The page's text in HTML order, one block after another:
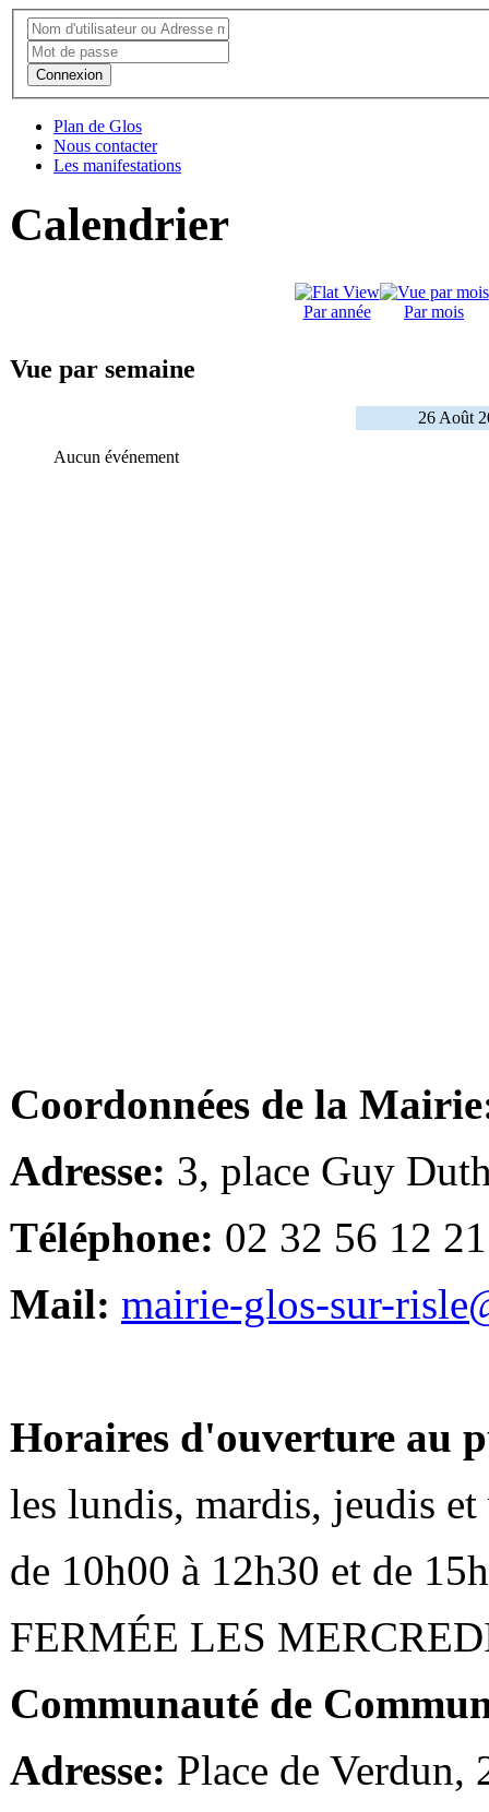
Connexion
Plan de Glos
Nous contacter
Les manifestations
Calendrier
Par année Par mois
Vue par semaine
26 Août
Aucun événement
Coordonnées de la
Adresse: 3, place Guy
Téléphone: 02 32 56 12 21
Mail: mairie-glos-sur-
Horaires d'ouverture au
les lundis, mardis, jeudis et
de 10h00 à 12h30 et de
FERMÉE LES
Communauté de
Adresse: Place de Verdun,